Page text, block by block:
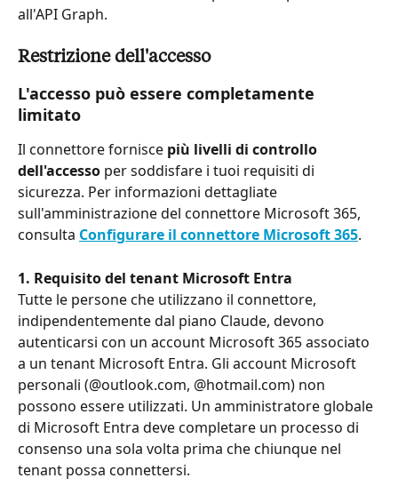
all'API Graph.
Restrizione dell'accesso
L'accesso può essere completamente
limitato
Il connettore fornisce più livelli di controllo
dell'accesso per soddisfare i tuoi requisiti di
sicurezza. Per informazioni dettagliate
sull'amministrazione del connettore Microsoft 365,
consulta Configurare il connettore Microsoft 365.
1. Requisito del tenant Microsoft Entra
Tutte le persone che utilizzano il connettore,
indipendentemente dal piano Claude, devono
autenticarsi con un account Microsoft 365 associato
a un tenant Microsoft Entra. Gli account Microsoft
personali (@outlook.com, @hotmail.com) non
possono essere utilizzati. Un amministratore globale
di Microsoft Entra deve completare un processo di
consenso una sola volta prima che chiunque nel
tenant possa connettersi.